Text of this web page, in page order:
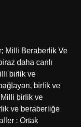
Milli Beraberlik Ve
daha canlı
birlik ve
birlik ve
Milli birlik ve
ve beraberliğe
: Ortak